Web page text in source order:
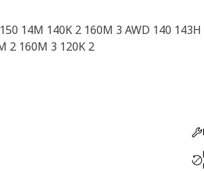
14M 140K 2 160M 3 AWD 140 143H
2 160M 3 120K 2